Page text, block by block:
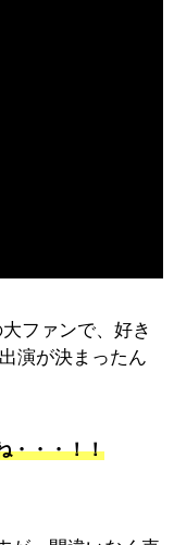
ファンで、好き
演が決まったん
・・・！！